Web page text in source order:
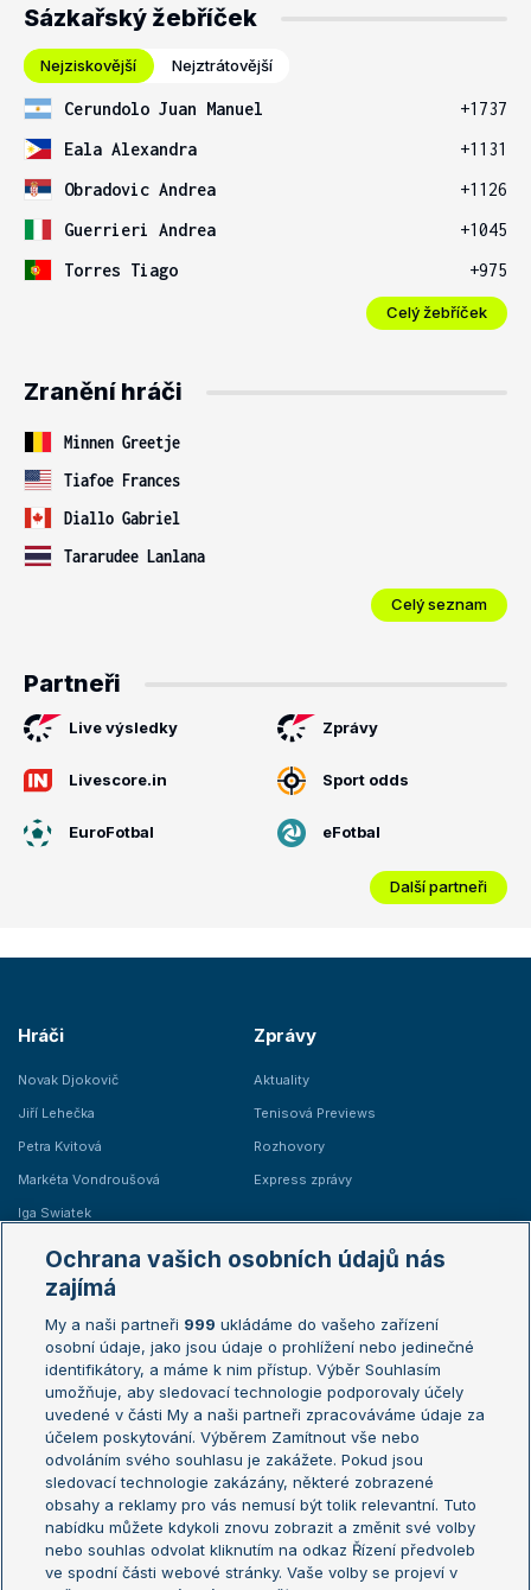
Sázkařský žebříček
Nejziskovější Nejztrátovější
Cerundolo Juan Manuel
+1737
Eala Alexandra
+1131
Obradovic Andrea
+1126
Guerrieri Andrea
+1045
Torres Tiago
+975
Celý žebříček
Zranění hráči
Minnen Greetje
Tiafoe Frances
Diallo Gabriel
Tararudee Lanlana
Celý seznam
Partneři
Live výsledky Zprávy
Livescore.in Sport odds
EuroFotbal eFotbal
Další partneři
Hráči
Novak Djokovič
Jiří Lehečka
Petra Kvitová
Markéta Vondroušová
Iga Swiatek
Zprávy
Aktuality
Tenisová Previews
Rozhovory
Express zprávy
Žebříčky
Žebříček ATP (muži)
Žebříček WTA (ženy)
Sázkařský žebříček
Australian Open
French Open
Wimbledon
US Open
Turnaj mistrů
Turnaj mistryň
Aktualní trendy
Fotbalové přestupy
Ochrana vašich osobních údajů nás
zajímá
My a naši partneři 999 ukládáme do vašeho zařízení
osobní údaje, jako jsou údaje o prohlížení nebo jedinečné
identifikátory, a máme k nim přístup. Výběr Souhlasím
umožňuje, aby sledovací technologie podporovaly účely
uvedené v části My a naši partneři zpracováváme údaje za
účelem poskytování. Výběrem Zamítnout vše nebo
odvoláním svého souhlasu je zakážete. Pokud jsou
sledovací technologie zakázány, některé zobrazené
obsahy a reklamy pro vás nemusí být tolik relevantní. Tuto
nabídku můžete kdykoli znovu zobrazit a změnit své volby
nebo souhlas odvolat kliknutím na odkaz Řízení předvoleb
ve spodní části webové stránky. Vaše volby se projeví v